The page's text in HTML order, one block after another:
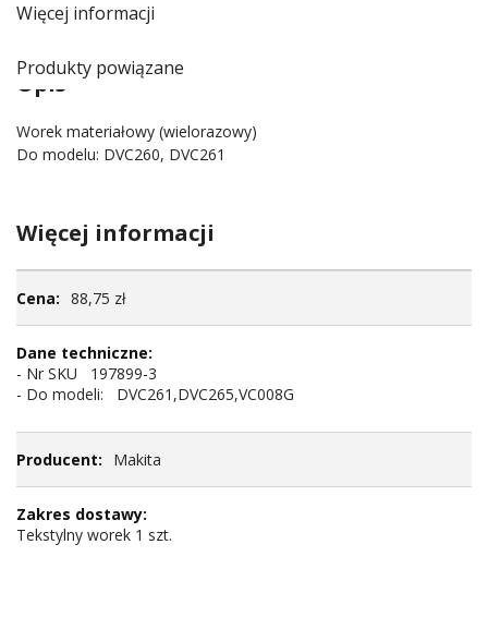
Więcej informacji
Produkty powiązane
Opis
Worek materiałowy (wielorazowy)
Do modelu: DVC260, DVC261
Więcej informacji
informacji88,75 zł
- Nr SKU 197899-3
- Do modeli: DVC261,DVC265,VC008G
Makita
Tekstylny worek 1 szt.